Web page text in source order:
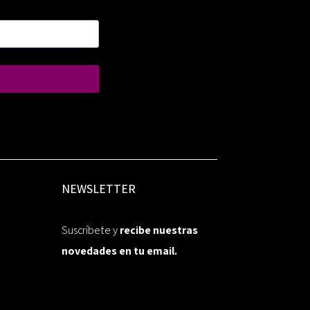
NEWSLETTER
Suscríbete yrecibe nuestras
novedades en tu email.